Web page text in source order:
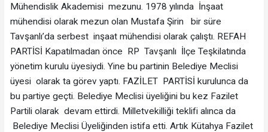
Mühendislik Akademisi mezunu. 1978 yılında İnşaat
mühendisi olarak mezun olan Mustafa Şirin bir süre
Tavşanlı’da serbest inşaat mühendisi olarak çalıştı. REFAH
PARTİSİ Kapatılmadan önce RP Tavşanlı İlçe Teşkilatında
yönetim kurulu üyesiydi. Yine bu partinin Belediye Meclisi
üyesi olarak ta görev yaptı. FAZİLET PARTİSİ kurulunca da
bu partiye geçti. Belediye Meclisi üyeliğini bu kez Fazilet
Partili olarak devam ettirdi. Milletvekilliği teklifi alınca da
Belediye Meclisi Üyeliğinden istifa etti. Artık Kütahya Fazilet